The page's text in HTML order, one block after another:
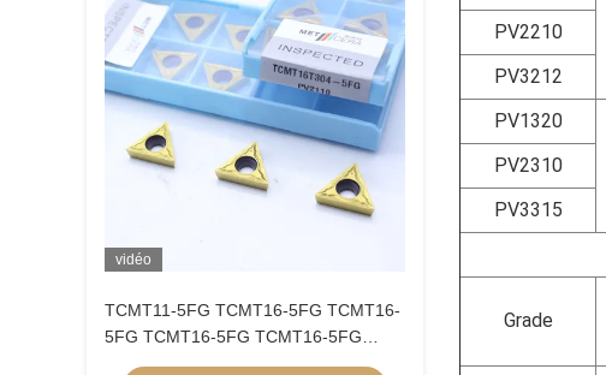
vidéo
TCMT11-5FG TCMT16-5FG TCMT16-
5FG TCMT16-5FG TCMT16-5FG
TCMT16-5FG TCMT16-5FG TCMT16-
PV2210
PV3212
PV1320
PV2310
PV3315
Grade